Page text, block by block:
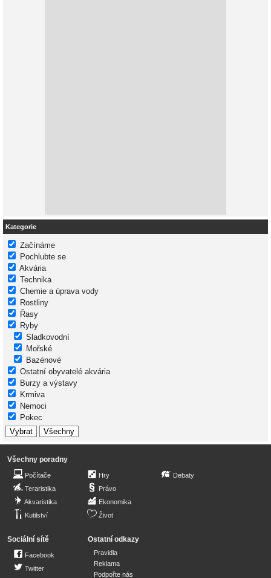
Kategorie
Začínáme
Pochlubte se
Akvária
Technika
Chemie a úprava vody
Rostliny
Řasy
Ryby
Sladkovodní
Mořské
Bazénové
Ostatní obyvatelé akvária
Burzy a výstavy
Krmiva
Nemoci
Pokec
Všechny poradny
Počítače
Teraristika
Akvaristika
Kutilství
Hry
Právo
Ekonomika
Život
Debaty
Sociální sítě
Facebook
Twitter
Ostatní odkazy
Pravidla
Reklama
Podpořte nás